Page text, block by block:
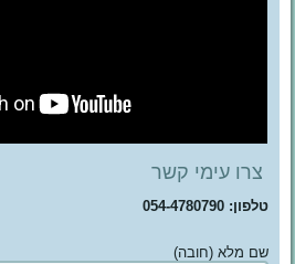
צרו עימי קשר
טלפון: 054-4780790
שם מלא (חובה)